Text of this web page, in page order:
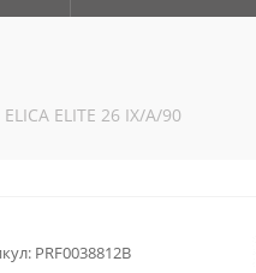
ELITE 26 IX/A/90
PRF0038812B